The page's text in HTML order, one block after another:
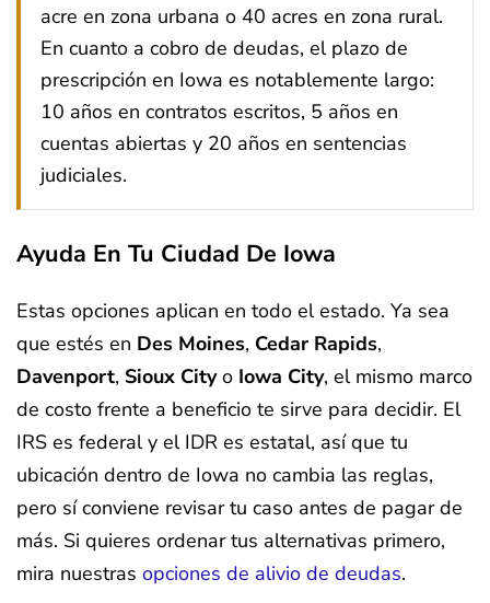
acre en zona urbana o 40 acres en zona rural.
En cuanto a cobro de deudas, el plazo de
prescripción en Iowa es notablemente largo:
10 años en contratos escritos, 5 años en
cuentas abiertas y 20 años en sentencias
judiciales.
Ayuda En Tu Ciudad De Iowa
Estas opciones aplican en todo el estado. Ya sea
que estés en Des Moines, Cedar Rapids,
Davenport, Sioux Cityo Iowa City, el mismo marco
de costo frente a beneficio te sirve para decidir. El
IRS es federal y el IDR es estatal, así que tu
ubicación dentro de Iowa no cambia las reglas,
pero sí conviene revisar tu caso antes de pagar de
más. Si quieres ordenar tus alternativas primero,
mira nuestras opciones de alivio de deudas.